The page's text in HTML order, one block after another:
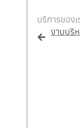
บริการของเ
งานบริ